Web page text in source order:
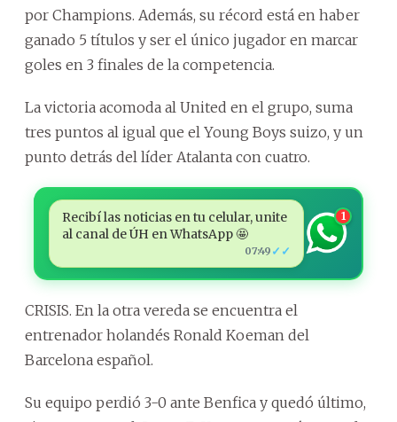
por Champions. Además, su récord está en haber
ganado 5 títulos y ser el único jugador en marcar
goles en 3 finales de la competencia.
La victoria acomoda al United en el grupo, suma
tres puntos al igual que el Young Boys suizo, y un
punto detrás del líder Atalanta con cuatro.
Recibí las noticias en tu celular, unite
al canal de ÚH en WhatsApp 🤩
07:49 ✓✓
1
CRISIS. En la otra vereda se encuentra el
entrenador holandés Ronald Koeman del
Barcelona español.
Su equipo perdió 3-0 ante Benfica y quedó último,